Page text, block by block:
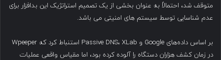
متوقف شد، احتمالاً به عنوان بخشی از یک تصمیم استراتژیک این بدافزار برای
عدم شناسایی توسط سیستم های امنیتی می باشد.
بر اساس داده‌های Google و Passive DNS، XLab استنباط کرد که Wpeeper
در زمان کشف هزاران دستگاه را آلوده کرده بود، اما مقیاس واقعی عملیات